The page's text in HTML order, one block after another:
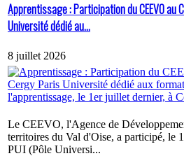
Apprentissage : Participation du CEEVO au
Université dédié au...
8 juillet 2026
Le CEEVO, l'Agence de
territoires du Val d'Oise, a participé, le
PUI (Pôle Universi...